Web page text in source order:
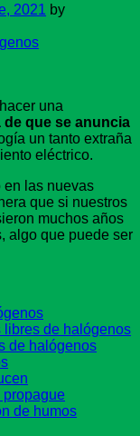
2021 by
una
que se anuncia
un tanto extraña
eléctrico.
en las nuevas
que si nuestros
muchos años
algo que puede ser
libres de halógenos
de halógenos
propague
de humos